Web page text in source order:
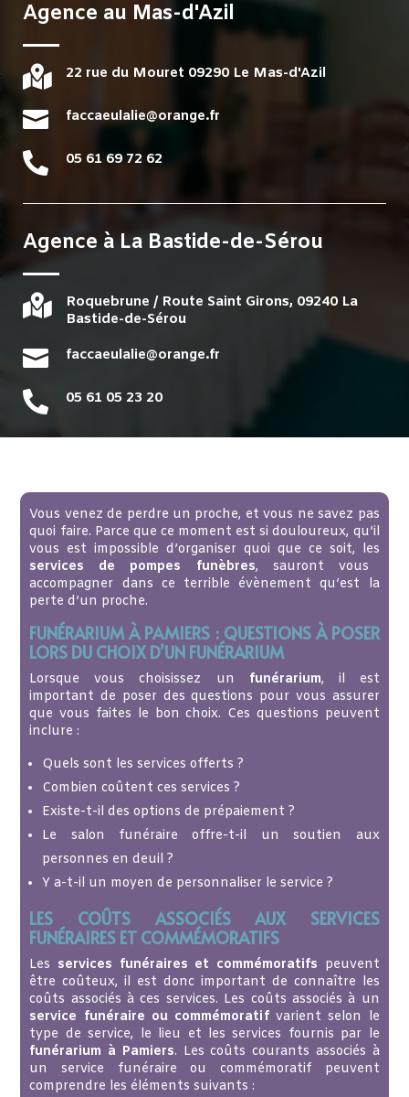
Agence au Mas-d'Azil
 22 rue du Mouret 09290 Le Mas-d'Azil
 faccaeulalie@orange.fr
 05 61 69 72 62
Agence à La Bastide-de-Sérou

Roquebrune / Route Saint Girons, 09240 La
Bastide-de-Sérou
 faccaeulalie@orange.fr
 05 61 05 23 20
Vous venez de perdre un proche, et vous ne savez pas
quoi faire. Parce que ce moment est si douloureux, qu’il
vous est impossible d’organiser quoi que ce soit, les
services de pompes funèbres, sauront vous
accompagner dans ce terrible évènement qu’est la
perte d’un proche.
FUNÉRARIUM À PAMIERS : QUESTIONS À POSER
LORS DU CHOIX D’UN FUNÉRARIUM
Lorsque vous choisissez un funérarium, il est
important de poser des questions pour vous assurer
que vous faites le bon choix. Ces questions peuvent
inclure :
Quels sont les services offerts ?
Combien coûtent ces services ?
Existe-t-il des options de prépaiement ?
Le salon funéraire offre-t-il un soutien aux
personnes en deuil ?
Y a-t-il un moyen de personnaliser le service ?
LES COÛTS ASSOCIÉS AUX SERVICES
FUNÉRAIRES ET COMMÉMORATIFS
Les services funéraires et commémoratifs peuvent
être coûteux, il est donc important de connaître les
coûts associés à ces services. Les coûts associés à un
service funéraire ou commémoratifvarient selon le
type de service, le lieu et les services fournis par le
funérarium à Pamiers. Les coûts courants associés à
un service funéraire ou commémoratif peuvent
comprendre les éléments suivants :